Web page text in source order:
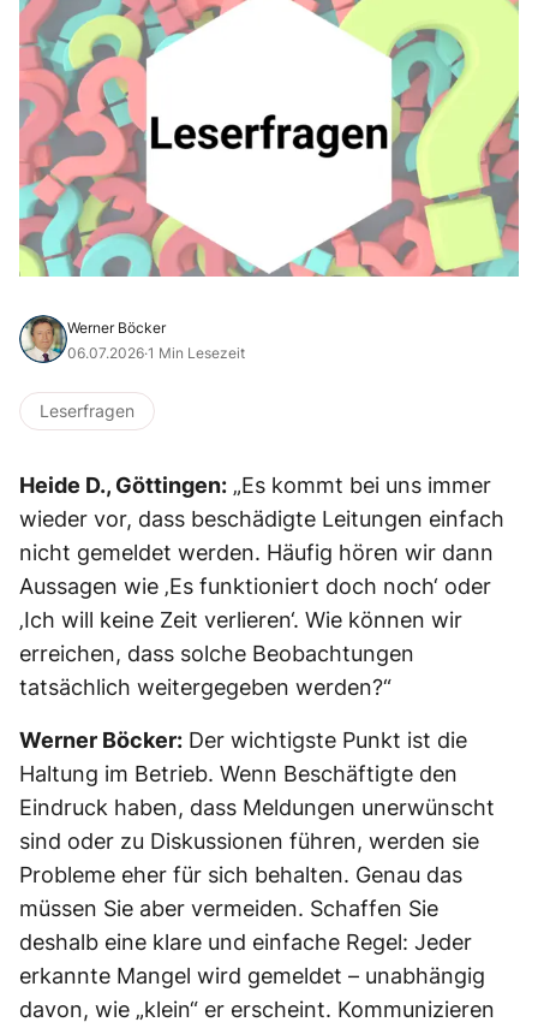
Werner Böcker
06.07.2026·1 Min Lesezeit
Leserfragen
Heide D., Göttingen: „Es kommt bei uns immer
wieder vor, dass beschädigte Leitungen einfach
nicht gemeldet werden. Häufig hören wir dann
Aussagen wie ‚Es funktioniert doch noch‘ oder
‚Ich will keine Zeit verlieren‘. Wie können wir
erreichen, dass solche Beobachtungen
tatsächlich weitergegeben werden?“
Werner Böcker: Der wichtigste Punkt ist die
Haltung im Betrieb. Wenn Beschäftigte den
Eindruck haben, dass Meldungen unerwünscht
sind oder zu Diskussionen führen, werden sie
Probleme eher für sich behalten. Genau das
müssen Sie aber vermeiden. Schaffen Sie
deshalb eine klare und einfache Regel: Jeder
erkannte Mangel wird gemeldet – unabhängig
davon, wie „klein“ er erscheint. Kommunizieren